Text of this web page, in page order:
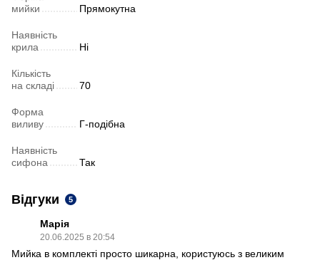
мийки
Прямокутна
Наявність
крила
Ні
Кількість
на складі
70
Форма
виливу
Г-подібна
Наявність
сифона
Так
Відгуки 5
Марія
20.06.2025 в 20:54
Мийка в комплекті просто шикарна, користуюсь з великим